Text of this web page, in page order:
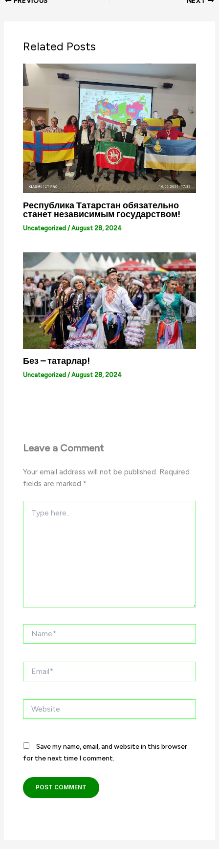
Related Posts
Республика Татарстан обязательно
станет независимым государством!
Uncategorized /August 28, 2024
Без – татарлар!
Uncategorized /August 28, 2024
Leave a Comment
Your email address will not be published. Required
fields are marked*
here..
Save my name, email, and website in this browser
for the next time I comment.